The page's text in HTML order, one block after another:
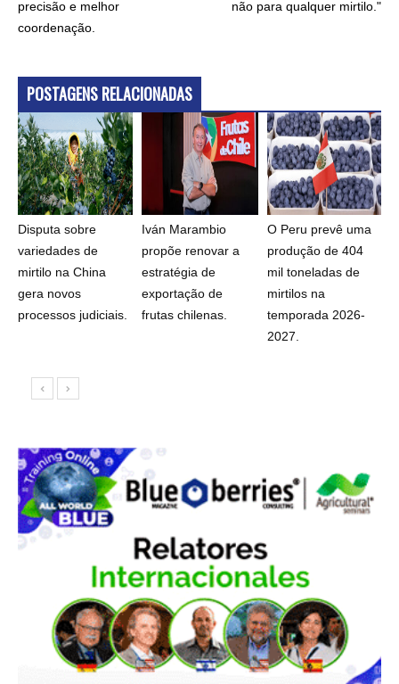
precisão e melhor
coordenação.
não para qualquer mirtilo."
POSTAGENS RELACIONADAS
Disputa sobre
variedades de
mirtilo na China
gera novos
processos judiciais.
Iván Marambio
propõe renovar a
estratégia de
exportação de
frutas chilenas.
O Peru prevê uma
produção de 404
mil toneladas de
mirtilos na
temporada 2026-
2027.